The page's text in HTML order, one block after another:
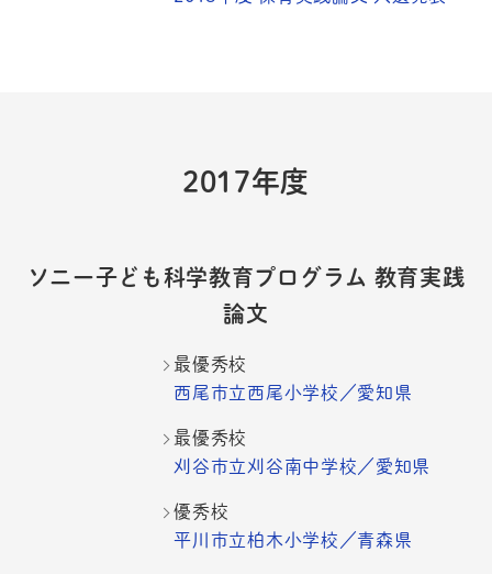
2017年度
ソニー子ども科学教育プログラム 教育実践
論文
最優秀校
西尾市立西尾小学校／愛知県
最優秀校
刈谷市立刈谷南中学校／愛知県
優秀校
平川市立柏木小学校／青森県